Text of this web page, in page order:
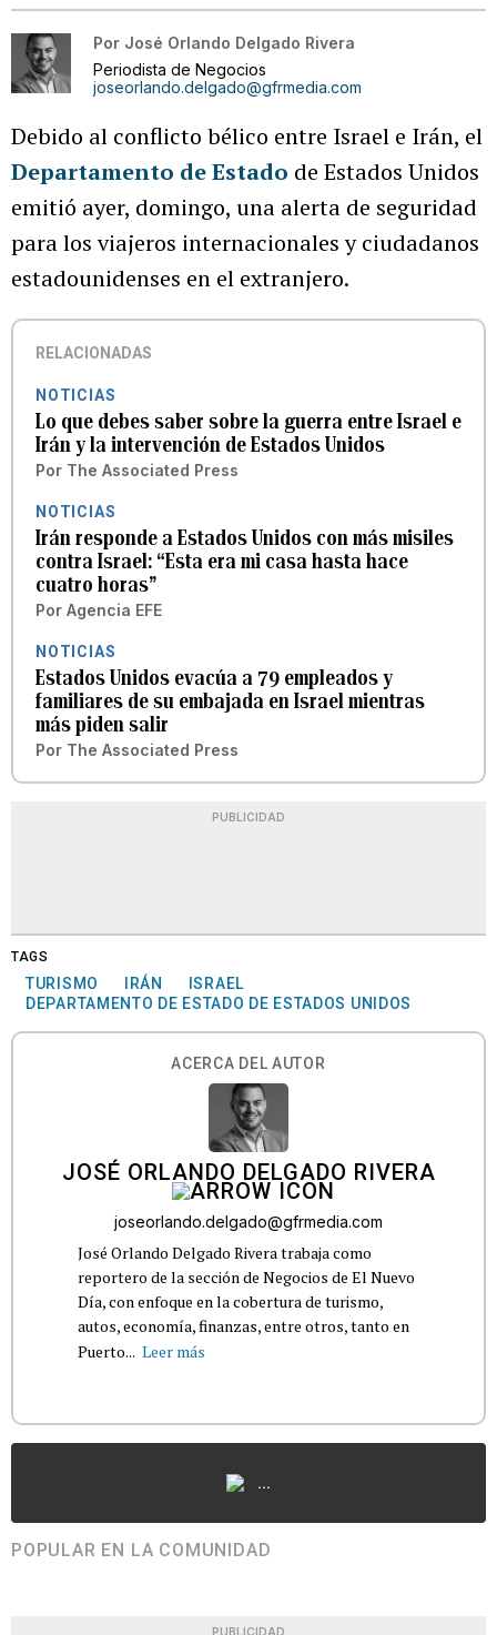
Por José Orlando Delgado Rivera
Periodista de Negocios
joseorlando.delgado@gfrmedia.com
Debido al conflicto bélico entre Israel e Irán, el
Departamento de Estado de Estados Unidos
emitió ayer, domingo, una alerta de seguridad
para los viajeros internacionales y ciudadanos
estadounidenses en el extranjero.
RELACIONADAS
NOTICIAS
Lo que debes saber sobre la guerra entre Israel e
Irán y la intervención de Estados Unidos
Por The Associated Press
NOTICIAS
Irán responde a Estados Unidos con más misiles
contra Israel: “Esta era mi casa hasta hace
cuatro horas”
Por Agencia EFE
NOTICIAS
Estados Unidos evacúa a 79 empleados y
familiares de su embajada en Israel mientras
más piden salir
Por The Associated Press
PUBLICIDAD
TAGS
TURISMO IRÁN
ISRAEL
DEPARTAMENTO DE ESTADO DE ESTADOS UNIDOS
ACERCA DEL AUTOR
JOSÉ ORLANDO DELGADO RIVERA
joseorlando.delgado@gfrmedia.com
José Orlando Delgado Rivera trabaja como
reportero de la sección de Negocios de El Nuevo
Día, con enfoque en la cobertura de turismo,
autos, economía, finanzas, entre otros, tanto en
Puerto... Leer más
...
POPULAR EN LA COMUNIDAD
PUBLICIDAD